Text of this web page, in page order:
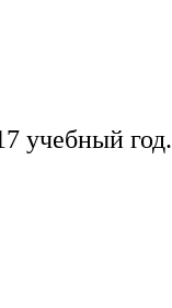
учебный год.